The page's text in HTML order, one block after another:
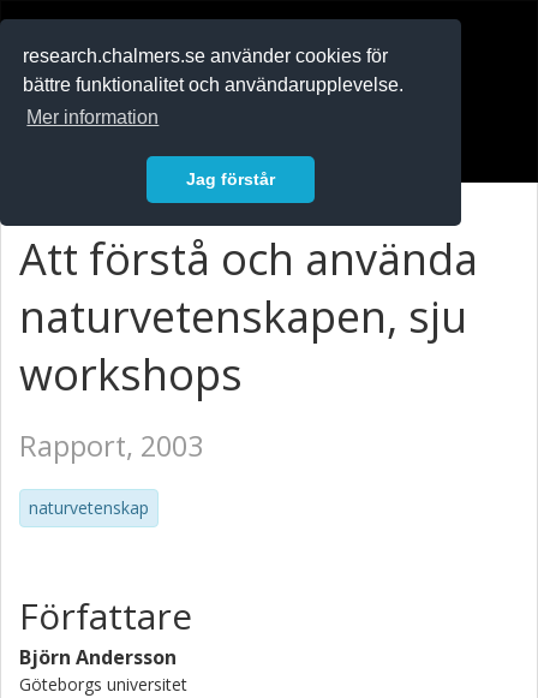
research.chalmers.se använder cookies för
bättre funktionalitet och användarupplevelse.
Mer information
Jag förstår
Att förstå och använda
naturvetenskapen, sju
workshops
Rapport, 2003
naturvetenskap
Författare
Björn Andersson
Göteborgs universitet